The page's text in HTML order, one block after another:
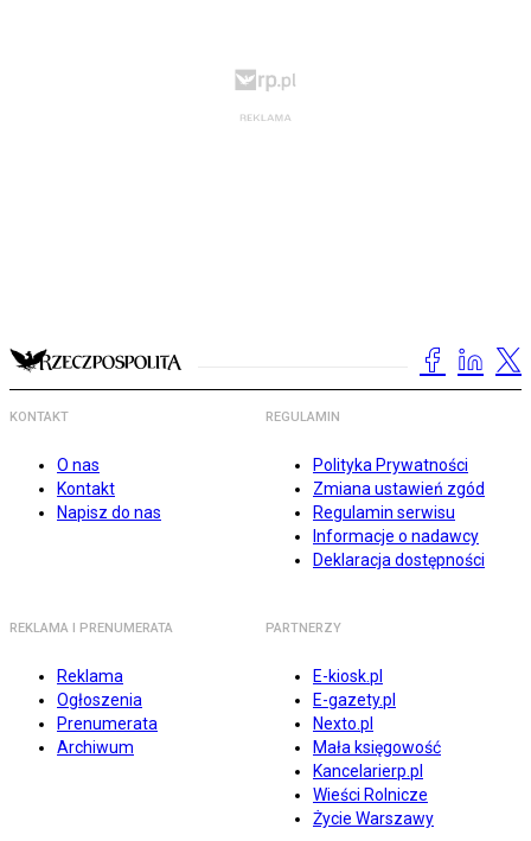
KONTAKT
O nas
Kontakt
Napisz do nas
REGULAMIN
Polityka Prywatności
Zmiana ustawień zgód
Regulamin serwisu
Informacje o nadawcy
Deklaracja dostępności
REKLAMA I PRENUMERATA
Reklama
Ogłoszenia
Prenumerata
Archiwum
PARTNERZY
E-kiosk.pl
E-gazety.pl
Nexto.pl
Mała księgowość
Kancelarierp.pl
Wieści Rolnicze
Życie Warszawy